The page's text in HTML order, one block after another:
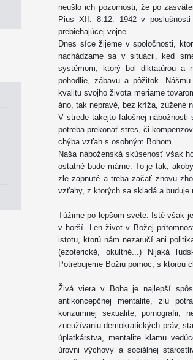
neušlo ich pozornosti, že po
Pius XII. 8.12. 1942 v
prebiehajúcej vojne.
Dnes síce žijeme v spoločnosti,
nachádzame sa v situácii, keď
systémom, ktorý bol diktatúrou a
pohodlie, zábavu a pôžitok.
kvalitu svojho života meriame
áno, tak nepravé, bez kríža, zúžené
V strede takejto falošnej
potreba prekonať stres, či
chýba vzťah s osobným Bohom.
Naša náboženská skúsenosť však
ostatné bude márne. To je tak,
zle zapnuté a treba začať znovu
vzťahy, z ktorých sa skladá a
Túžime po lepšom svete. Isté však
v horší. Len život v Božej
istotu, ktorú nám nezaručí ani
(ezoterické, okultné...) Nijaká
Potrebujeme Božiu pomoc, s ktorou
Živá viera v Boha je najlepší
antikoncepčnej mentalite, zlu
konzumnej sexualite, pornografii,
zneužívaniu demokratických práv,
úplatkárstva, mentalite klamu
úrovni výchovy a sociálnej